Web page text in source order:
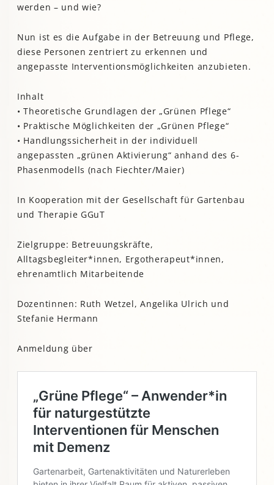
werden – und wie?
Nun ist es die Aufgabe in der Betreuung und Pflege,
diese Personen zentriert zu erkennen und
angepasste Interventionsmöglichkeiten anzubieten.
Inhalt
• Theoretische Grundlagen der „Grünen Pflege“
• Praktische Möglichkeiten der „Grünen Pflege“
• Handlungssicherheit in der individuell
angepassten „grünen Aktivierung“ anhand des 6-
Phasenmodells (nach Fiechter/Maier)
In Kooperation mit der Gesellschaft für Gartenbau
und Therapie GGuT
Zielgruppe: Betreuungskräfte,
Alltagsbegleiter*innen, Ergotherapeut*innen,
ehrenamtlich Mitarbeitende
Dozentinnen: Ruth Wetzel, Angelika Ulrich und
Stefanie Hermann
Anmeldung über